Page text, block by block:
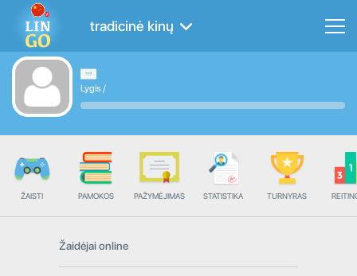
tradicinė kinų
Lygis /
ŽAISTI PAMOKOS PAŽYMĖJIMAS STATISTIKA TURNYRAS
Žaidėjai online